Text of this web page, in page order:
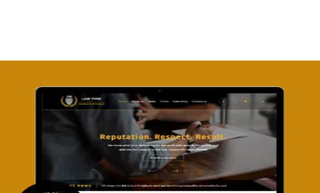
تصميم موقع آل جبار والمزارقة للمحاماة
التفاصيل